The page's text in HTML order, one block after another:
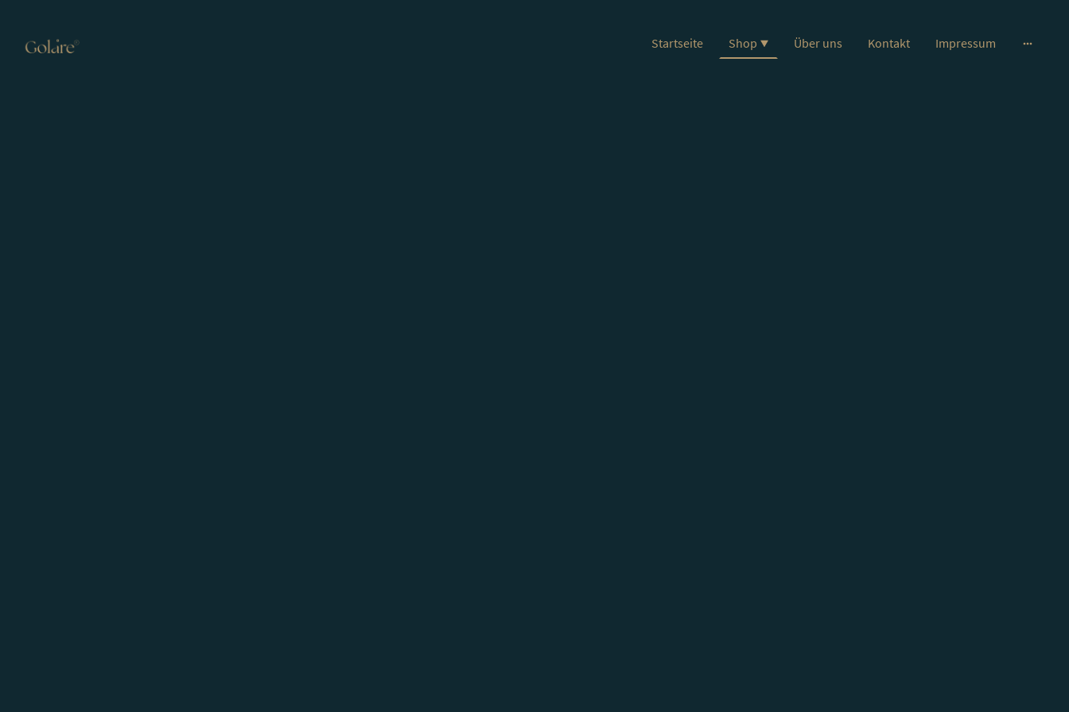
Startseite Shop Über uns Kontakt Impressum